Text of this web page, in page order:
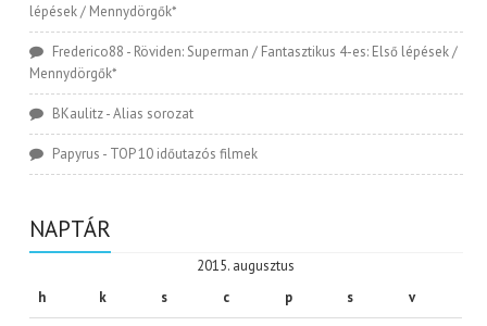
lépések / Mennydörgők*
Frederico88 - Röviden: Superman / Fantasztikus 4-es: Első lépések /
Mennydörgők*
BKaulitz-Alias sorozat
Papyrus - TOP 10 időutazós filmek
NAPTÁR
2015. augusztus
h
k s c p s v